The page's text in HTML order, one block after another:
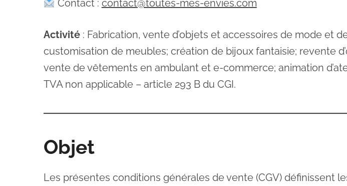
Contact : contact@toutes-mes-envies.com
Activité : Fabrication, vente d’objets et accessoires de mode et
customisation de meubles; création de bijoux fantaisie; revente
vente de vêtements en ambulant et e-commerce; animation
TVA non applicable – article 293 B du CGI.
Objet
Les présentes conditions générales de vente (CGV) définissent